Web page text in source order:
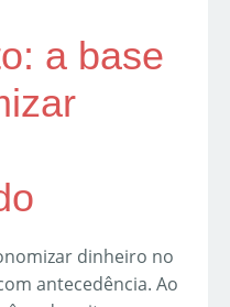
a base
dinheiro no
antecedência. Ao